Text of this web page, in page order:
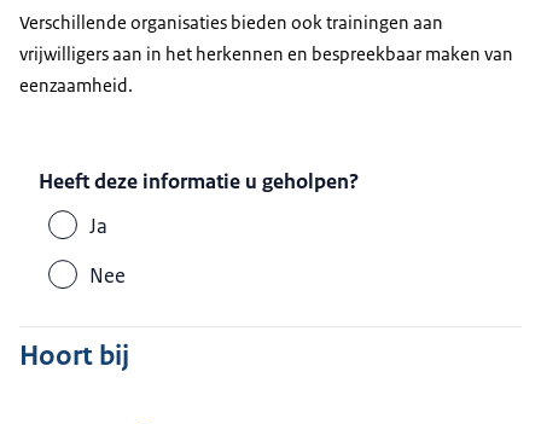
Verschillende organisaties bieden ook trainingen aan
vrijwilligers aan in het herkennen en bespreekbaar maken van
eenzaamheid.
Heeft deze informatie u geholpen?
Ja
Nee
Hoort bij